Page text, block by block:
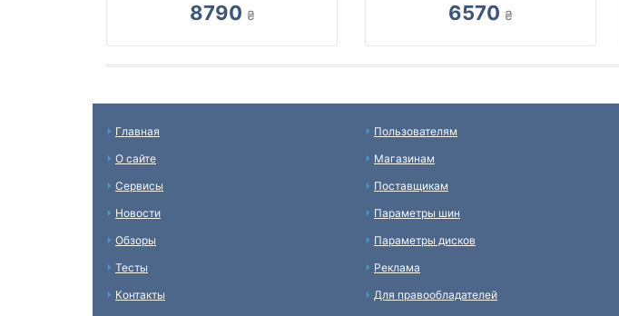
8790 ₴ 6570 ₴
Главная
О сайте
Сервисы
Новости
Обзоры
Тесты
Контакты
Пользователям
Магазинам
Поставщикам
Параметры шин
Параметры дисков
Реклама
Для правообладателей